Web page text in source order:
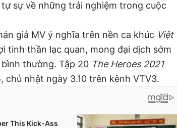
sự về những trải nghiệm trong cuộc
giả MV ý nghĩa trên nền ca khúc Việt
tinh thần lạc quan, mong đại dịch sớm
thường. Tập 20 The Heroes 2021
chủ nhật ngày 3.10 trên kênh VTV3.